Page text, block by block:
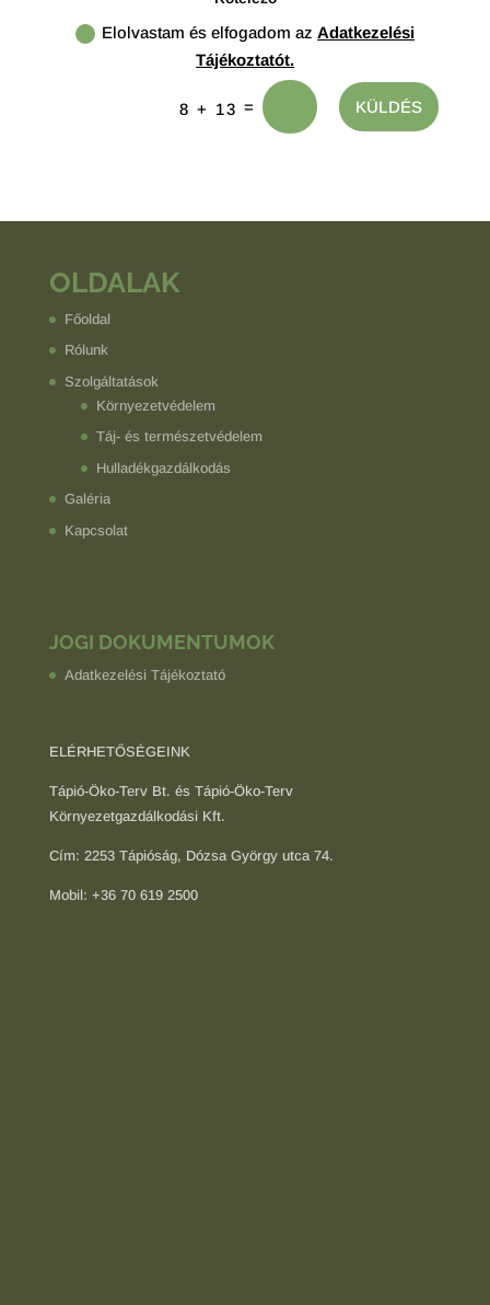
Elolvastam és elfogadom az Adatkezelési
Tájékoztatót.
8 + 13 = KÜLDÉS
OLDALAK
Főoldal
Rólunk
Szolgáltatások
Környezetvédelem
Táj- és természetvédelem
Hulladékgazdálkodás
Galéria
Kapcsolat
JOGI DOKUMENTUMOK
Adatkezelési Tájékoztató
ELÉRHETŐSÉGEINK
Tápió-Öko-Terv Bt. és Tápió-Öko-Terv
Környezetgazdálkodási Kft.
Cím: 2253 Tápióság, Dózsa György utca 74.
Mobil: +36 70 619 2500